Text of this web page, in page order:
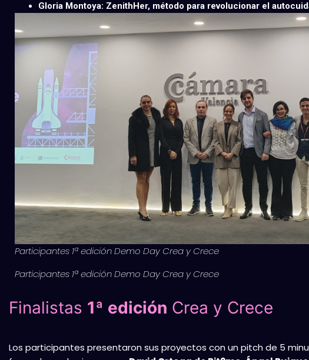
Gloria Montoya: ZenithHer, método para revolucionar el
Participantes 1ª edición Demo Day Crea y Crece
Participantes 1ª edición Demo Day Crea y Crece
Finalistas 1ª edición Crea y Crece
Los participantes presentaron sus proyectos con un pitch de 5